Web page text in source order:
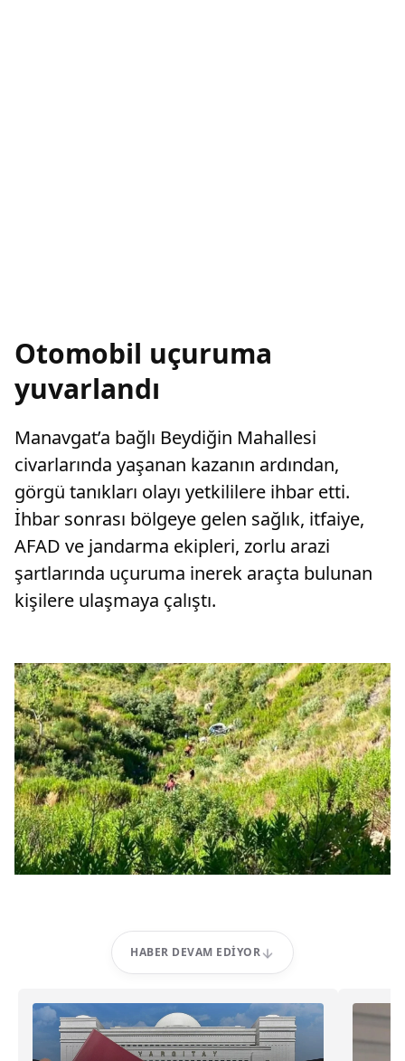
Otomobil uçuruma
yuvarlandı
Manavgat’a bağlı Beydiğin Mahallesi
civarlarında yaşanan kazanın ardından,
görgü tanıkları olayı yetkililere ihbar etti.
İhbar sonrası bölgeye gelen sağlık, itfaiye,
AFAD ve jandarma ekipleri, zorlu arazi
şartlarında uçuruma inerek araçta bulunan
kişilere ulaşmaya çalıştı.
HABER DEVAM EDIYOR